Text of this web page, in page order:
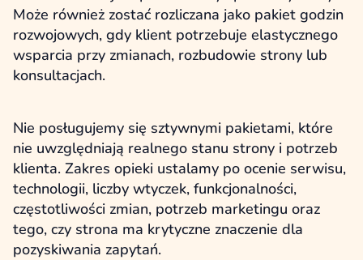
Może również zostać rozliczana jako pakiet godzin
rozwojowych, gdy klient potrzebuje elastycznego
wsparcia przy zmianach, rozbudowie strony lub
konsultacjach.
Nie posługujemy się sztywnymi pakietami, które
nie uwzględniają realnego stanu strony i potrzeb
klienta. Zakres opieki ustalamy po ocenie serwisu,
technologii, liczby wtyczek, funkcjonalności,
częstotliwości zmian, potrzeb marketingu oraz
tego, czy strona ma krytyczne znaczenie dla
pozyskiwania zapytań.